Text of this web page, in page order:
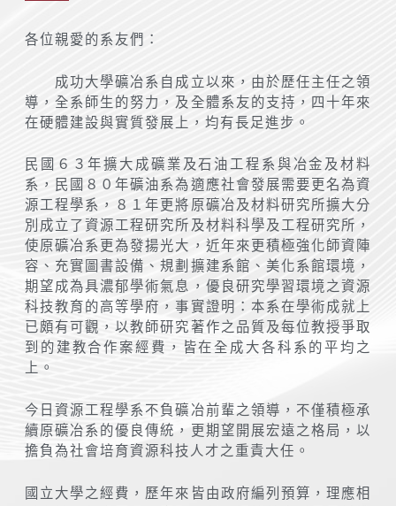
各位親愛的系友們：
成功大學礦冶系自成立以來，由於歷任主任之領
導，全系師生的努力，及全體系友的支持，四十年來
在硬體建設與實質發展上，均有長足進步。
民國６３年擴大成礦業及石油工程系與冶金及材料
系，民國８０年礦油系為適應社會發展需要更名為資
源工程學系，８１年更將原礦冶及材料研究所擴大分
別成立了資源工程研究所及材料科學及工程研究所，
使原礦冶系更為發揚光大，近年來更積極強化師資陣
容、充實圖書設備、規劃擴建系館、美化系館環境，
期望成為具濃郁學術氣息，優良研究學習環境之資源
科技教育的高等學府，事實證明：本系在學術成就上
已頗有可觀，以教師研究著作之品質及每位教授爭取
到的建教合作案經費，皆在全成大各科系的平均之
上。
今日資源工程學系不負礦冶前輩之領導，不僅積極承
續原礦冶系的優良傳統，更期望開展宏遠之格局，以
擔負為社會培育資源科技人才之重責大任。
國立大學之經費，歷年來皆由政府編列預算，理應相